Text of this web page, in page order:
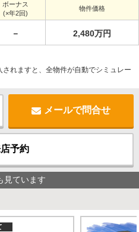
ボーナス
(×年2回)
物件価格
－ 2,480万円
れますと、全物件が自動でシミュレー
メールで問合せ
予約
見ています